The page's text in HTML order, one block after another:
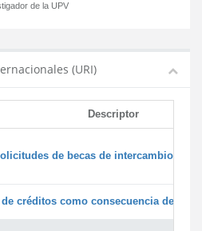
de la UPV
(URI)
Descriptor
de becas de intercambio
créditos como consecuencia de un